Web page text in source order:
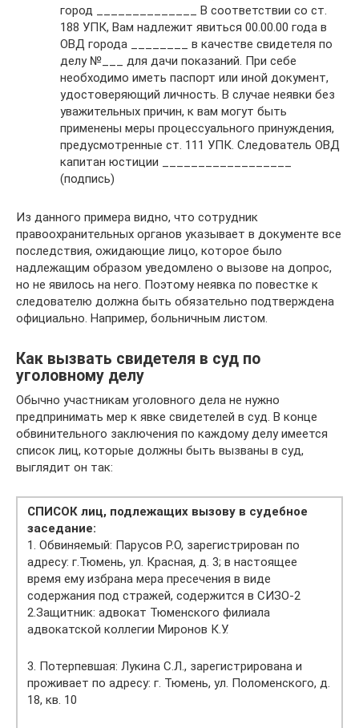
город ______________ В соответствии со ст.
188 УПК, Вам надлежит явиться 00.00.00 года в
ОВД города ________ в качестве свидетеля по
делу №___ для дачи показаний. При себе
необходимо иметь паспорт или иной документ,
удостоверяющий личность. В случае неявки без
уважительных причин, к вам могут быть
применены меры процессуального принуждения,
предусмотренные ст. 111 УПК. Следователь ОВД
капитан юстиции __________________
(подпись)
Из данного примера видно, что сотрудник
правоохранительных органов указывает в документе все
последствия, ожидающие лицо, которое было
надлежащим образом уведомлено о вызове на допрос,
но не явилось на него. Поэтому неявка по повестке к
следователю должна быть обязательно подтверждена
официально. Например, больничным листом.
Как вызвать свидетеля в суд по
уголовному делу
Обычно участникам уголовного дела не нужно
предпринимать мер к явке свидетелей в суд. В конце
обвинительного заключения по каждому делу имеется
список лиц, которые должны быть вызваны в суд,
выглядит он так:
СПИСОК лиц, подлежащих вызову в судебное
заседание:
1. Обвиняемый: Парусов Р.О, зарегистрирован по
адресу: г.Тюмень, ул. Красная, д. 3; в настоящее
время ему избрана мера пресечения в виде
содержания под стражей, содержится в СИЗО-2
2.Защитник: адвокат Тюменского филиала
адвокатской коллегии Миронов К.У.
3. Потерпевшая: Лукина С.Л., зарегистрирована и
проживает по адресу: г. Тюмень, ул. Поломенского, д.
18, кв. 10